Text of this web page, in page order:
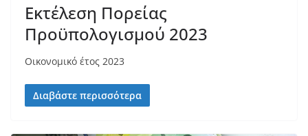
Εκτέλεση Πορείας
Προϋπολογισμού 2023
Οικονομικό έτος 2023
Διαβάστε περισσότερα